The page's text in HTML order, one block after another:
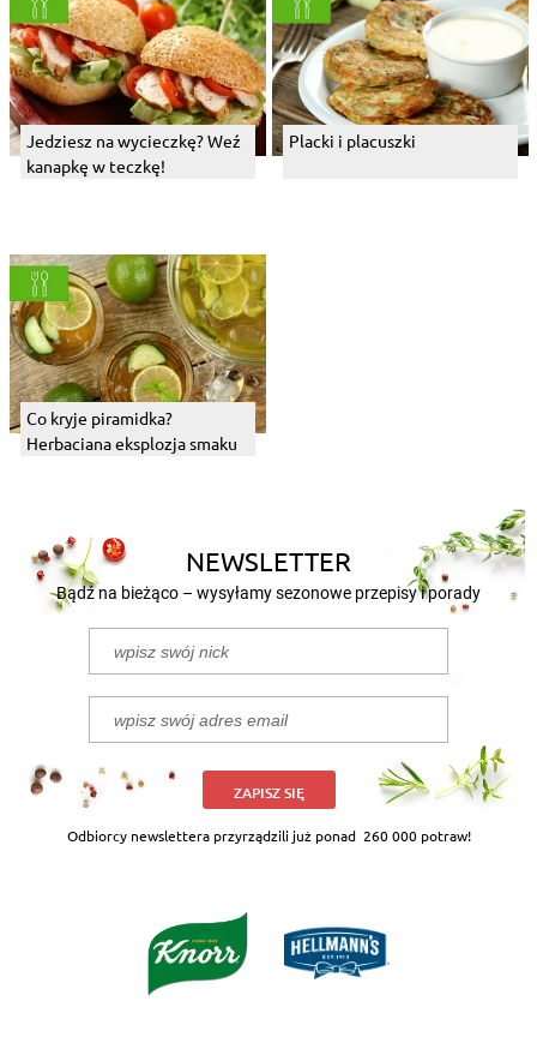
Jedziesz na wycieczkę? Weź
kanapkę w teczkę!
Placki i placuszki
Co kryje piramidka?
Herbaciana eksplozja smaku
NEWSLETTER
Bądź na bieżąco – wysyłamy sezonowe przepisy i porady
ZAPISZ SIĘ
Odbiorcy newslettera przyrządzili już ponad 260 000 potraw!